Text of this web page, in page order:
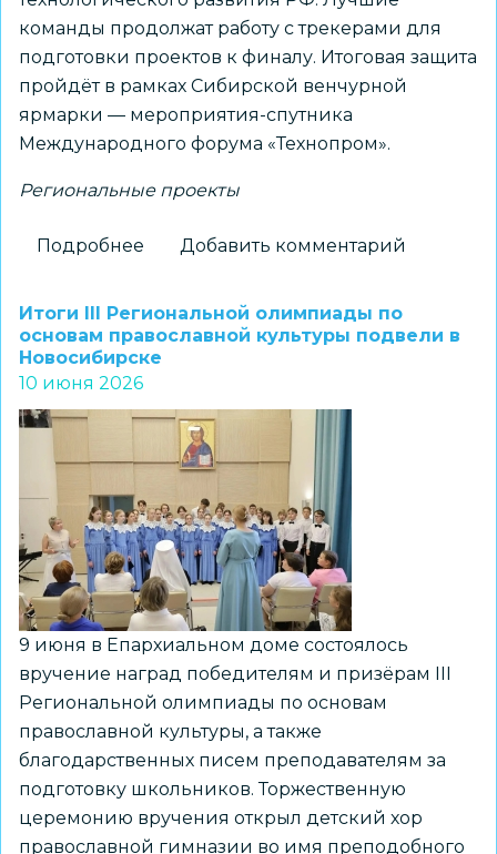
команды продолжат работу с трекерами для
подготовки проектов к финалу. Итоговая защита
пройдёт в рамках Сибирской венчурной
ярмарки — мероприятия-спутника
Международного форума «Технопром».
Региональные проекты
Подробнее
отбор
в
V
Регионального
инвестиционного
конкурса
«Техностартап»
Добавить комментарий
Итоги III Региональной олимпиады по
основам православной культуры подвели в
Новосибирске
10 июня 2026
9 июня в Епархиальном доме состоялось
вручение наград победителям и призëрам III
Региональной олимпиады по основам
православной культуры, а также
благодарственных писем преподавателям за
подготовку школьников. Торжественную
церемонию вручения открыл детский хор
православной гимназии во имя преподобного